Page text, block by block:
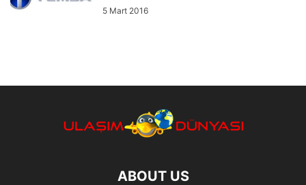
5 Mart 2016
ABOUT US